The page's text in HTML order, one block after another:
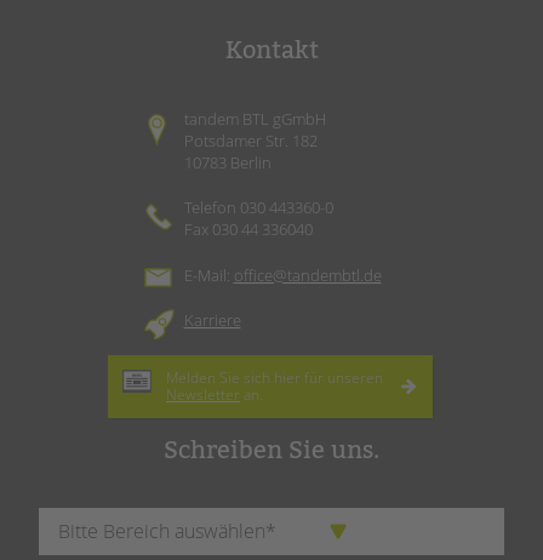
Kontakt
tandem BTL gGmbH
Potsdamer Str. 182
10783 Berlin
Telefon 030 443360-0
Fax 030 44 336040
E-Mail: office@tandembtl.de
Karriere
Melden Sie sich hier für unseren
Newsletter an.
Schreiben Sie uns.